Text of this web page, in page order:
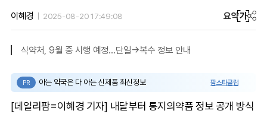
이혜경 2025-08-20 17:49:08 요약가
식약처, 9월 중 시행 예정...단일→복수 정보 안내
PR 아는 약국은 다 아는 신제품 최신정보 팜스타클럽
[데일리팜=이혜경 기자] 내달부터 통지의약품 정보 공개 방식